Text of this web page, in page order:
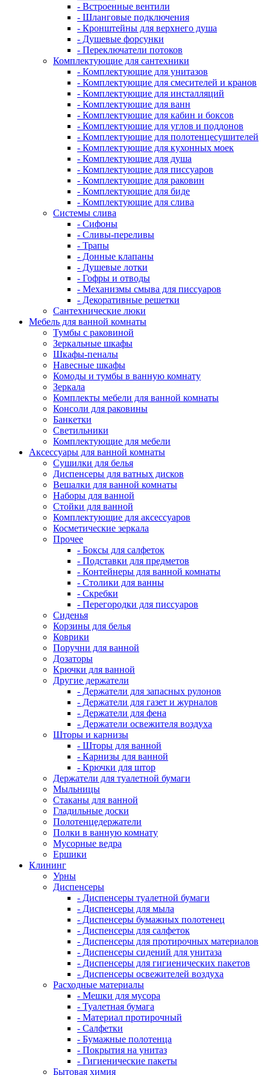
- Встроенные вентили
- Шланговые подключения
- Кронштейны для верхнего душа
- Душевые форсунки
- Переключатели потоков
Комплектующие для сантехники
- Комплектующие для унитазов
- Комплектующие для смесителей и кранов
- Комплектующие для инсталляций
- Комплектующие для ванн
- Комплектующие для кабин и боксов
- Комплектующие для углов и поддонов
- Комплектующие для полотенцесушителей
- Комплектующие для кухонных моек
- Комплектующие для душа
- Комплектующие для писсуаров
- Комплектующие для раковин
- Комплектующие для биде
- Комплектующие для слива
Системы слива
- Сифоны
- Сливы-переливы
- Трапы
- Донные клапаны
- Душевые лотки
- Гофры и отводы
- Механизмы смыва для писсуаров
- Декоративные решетки
Сантехнические люки
Мебель для ванной комнаты
Тумбы с раковиной
Зеркальные шкафы
Шкафы-пеналы
Навесные шкафы
Комоды и тумбы в ванную комнату
Зеркала
Комплекты мебели для ванной комнаты
Консоли для раковины
Банкетки
Светильники
Комплектующие для мебели
Аксессуары для ванной комнаты
Сушилки для белья
Диспенсеры для ватных дисков
Вешалки для ванной комнаты
Наборы для ванной
Стойки для ванной
Комплектующие для аксессуаров
Косметические зеркала
Прочее
- Боксы для салфеток
- Подставки для предметов
- Контейнеры для ванной комнаты
- Столики для ванны
- Скребки
- Перегородки для писсуаров
Сиденья
Корзины для белья
Коврики
Поручни для ванной
Дозаторы
Крючки для ванной
Другие держатели
- Держатели для запасных рулонов
- Держатели для газет и журналов
- Держатели для фена
- Держатели освежителя воздуха
Шторы и карнизы
- Шторы для ванной
- Карнизы для ванной
- Крючки для штор
Держатели для туалетной бумаги
Мыльницы
Стаканы для ванной
Гладильные доски
Полотенцедержатели
Полки в ванную комнату
Мусорные ведра
Ершики
Клининг
Урны
Диспенсеры
- Диспенсеры туалетной бумаги
- Диспенсеры для мыла
- Диспенсеры бумажных полотенец
- Диспенсеры для салфеток
- Диспенсеры для протирочных материалов
- Диспенсеры сидений для унитаза
- Диспенсеры для гигиенических пакетов
- Диспенсеры освежителей воздуха
Расходные материалы
- Мешки для мусора
- Туалетная бумага
- Материал протирочный
- Салфетки
- Бумажные полотенца
- Покрытия на унитаз
- Гигиенические пакеты
Бытовая химия